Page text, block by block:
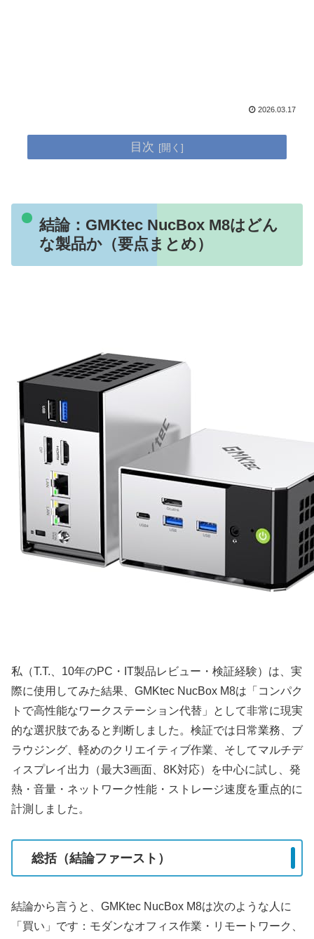
2026.03.17
目次
結論：GMKtec NucBox M8はどん
な製品か（要点まとめ）
私（T.T.、10年のPC・IT製品レビュー・検証経験）は、実
際に使用してみた結果、GMKtec NucBox M8は「コンパク
トで高性能なワークステーション代替」として非常に現実
的な選択肢であると判断しました。検証では日常業務、ブ
ラウジング、軽めのクリエイティブ作業、そしてマルチデ
ィスプレイ出力（最大3画面、8K対応）を中心に試し、発
熱・音量・ネットワーク性能・ストレージ速度を重点的に
計測しました。
総括（結論ファースト）
結論から言うと、GMKtec NucBox M8は次のような人に
「買い」です：モダンなオフィス作業・リモートワーク、